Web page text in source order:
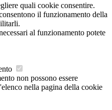
quali cookie consentire.
il funzionamento della
al funzionamento potete
non possono essere
nella pagina della cookie